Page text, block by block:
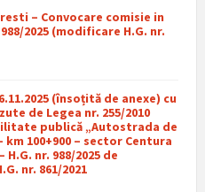
– Convocare comisie in
2025 (modificare H.G. nr.
(însoțită de anexe) cu
de Legea nr. 255/2010
publică „Autostrada de
100+900 – sector Centura
H.G. nr. 988/2025 de
nr. 861/2021